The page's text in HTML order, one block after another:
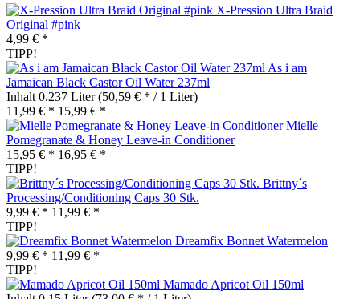
X-Pression Ultra Braid
Original #pink
4,99 € *
TIPP!
As i am
Jamaican Black Castor Oil Water 237ml
Inhalt 0.237 Liter(50,59 € * / 1 Liter)
11,99 € * 15,99 € *
Mielle
Pomegranate & Honey Leave-in Conditioner
15,95 € * 16,95 € *
TIPP!
Brittny´s
Processing/Conditioning Caps 30 Stk.
9,99 € * 11,99 € *
TIPP!
Dreamfix Bonnet Watermelon
9,99 € * 11,99 € *
TIPP!
Mamado Apricot Oil 150ml